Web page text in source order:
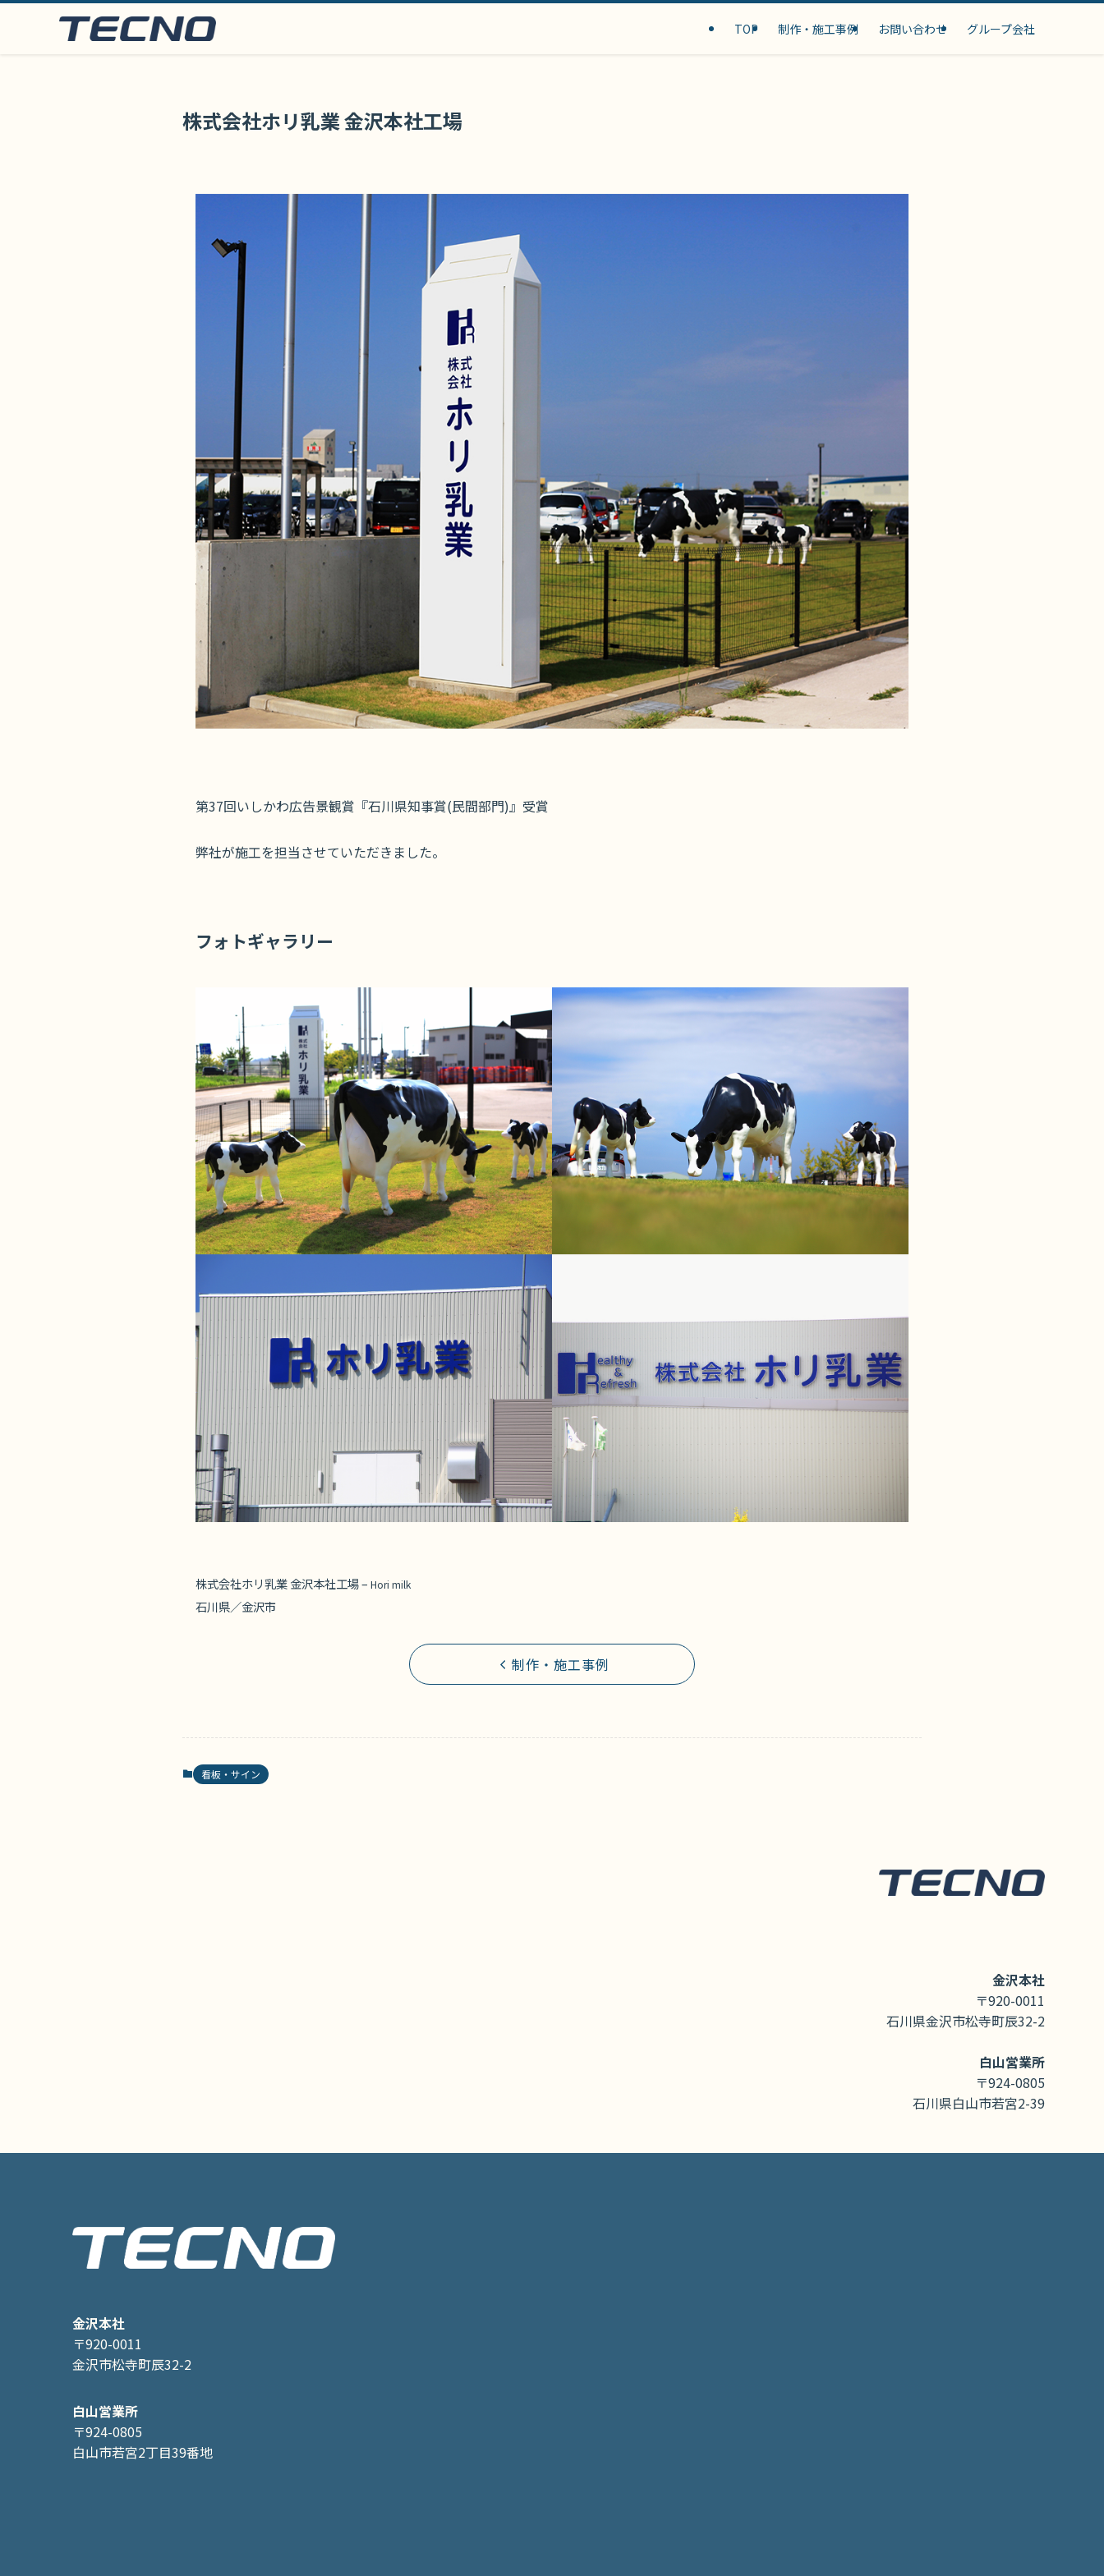
TOP 制作・施工事例 お問い合わせ グループ会社
株式会社ホリ乳業 金沢本社工場
第37回いしかわ広告景観賞『石川県知事賞(民間部門)』受賞
弊社が施工を担当させていただきました。
フォトギャラリー
株式会社ホリ乳業 金沢本社工場 – Hori milk
石川県／金沢市
制作・施工事例
看板・サイン
金沢本社
〒920-0011
石川県金沢市松寺町辰32-2
白山営業所
〒924-0805
石川県白山市若宮2-39
金沢本社
〒920-0011
金沢市松寺町辰32-2
白山営業所
〒924-0805
白山市若宮2丁目39番地